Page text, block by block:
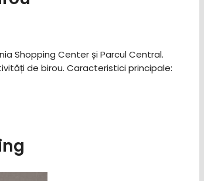
Shopping Center și Parcul Central.
de birou. ​Caracteristici principale: